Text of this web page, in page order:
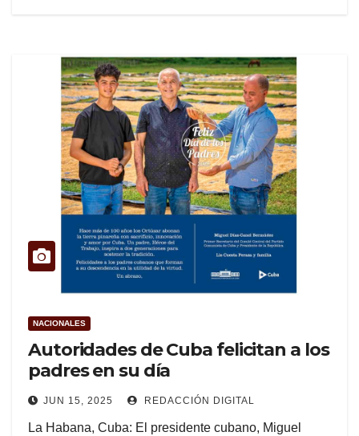
NACIONALES
Autoridades de Cuba felicitan a los
padres en su día
JUN 15, 2025 REDACCIÓN DIGITAL
La Habana, Cuba: El presidente cubano, Miguel